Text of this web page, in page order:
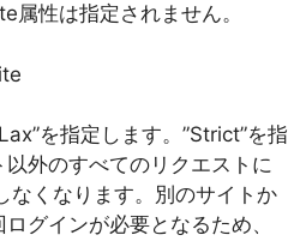
属性は指定されません。
を指定します。”Strict”を指
外のすべてのリクエストに
なくなります。別のサイトか
グインが必要となるため、